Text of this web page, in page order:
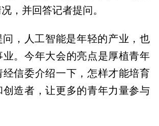
，并回答记者提问。
，人工智能是年轻的产业，也
。今年大会的亮点是厚植青年
信委介绍一下，怎样才能培育
造者，让更多的青年力量参与